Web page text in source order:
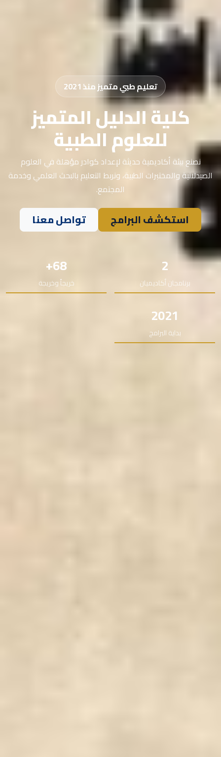
تعليم طبي متميز منذ 2021
كلية الدليل المتميز
للعلوم الطبية
نصنع بيئة أكاديمية حديثة لإعداد كوادر مؤهلة في العلوم
الصيدلانية والمختبرات الطبية، ونربط التعليم بالبحث العلمي وخدمة
المجتمع.
استكشف البرامج تواصل معنا
2
برنامجان أكاديميان
68+
خريجاً وخريجة
2021
بداية البرامج